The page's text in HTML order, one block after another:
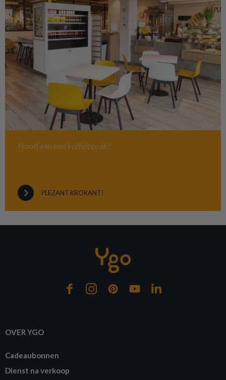
Nood aan een koffiebreak?
PLEZANT KROKANT!
OVER YGO
Cadeaubonnen
Dienst na verkoop